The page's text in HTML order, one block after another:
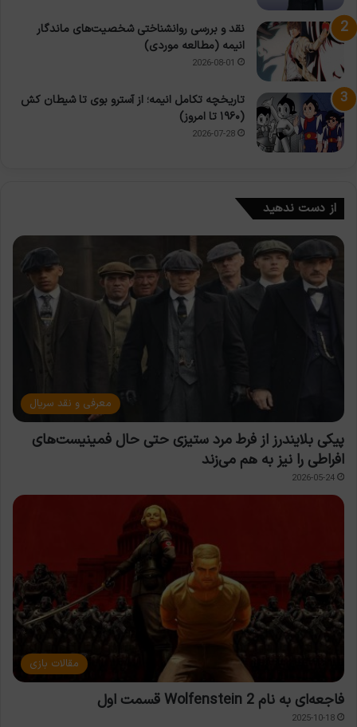
نقد و بررسی روانشناختی شخصیت‌های ماندگار
انیمه (مطالعه موردی)
2026-08-01
تاریخچه تکامل انیمه؛ از آسترو بوی تا شیطان کش
(۱۹۶۰ تا امروز)
2026-07-28
از دست ندهید
معرفی و نقد سریال
پیکی بلایندرز از فرط مرد ستیزی حتی حال فمینیست‌های
افراطی را نیز به هم می‌زند
2026-05-24
مقالات بازی
فاجعه‌ای به نام Wolfenstein 2 قسمت اول
2025-10-18